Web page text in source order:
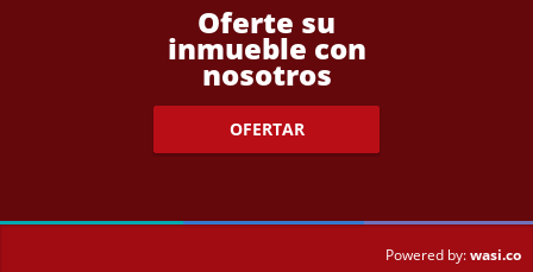
Oferte su
inmueble con
nosotros
OFERTAR
Powered by:wasi.co